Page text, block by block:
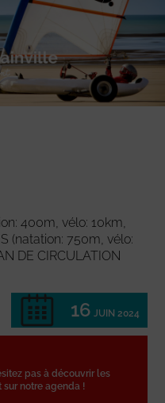
400m, vélo: 10km,
(natation: 750m, vélo:
DE CIRCULATION
16 JUIN 2024
pas à découvrir les
notre agenda !